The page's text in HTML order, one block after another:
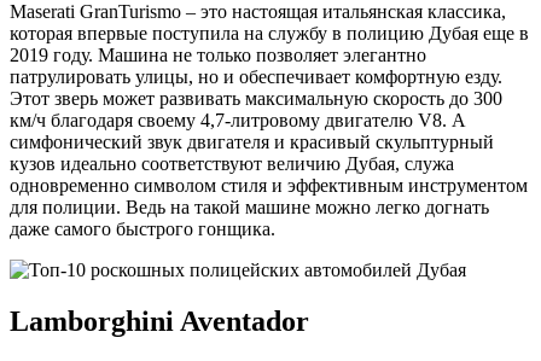
Maserati GranTurismo – это настоящая итальянская классика,
которая впервые поступила на службу в полицию Дубая еще в
2019 году. Машина не только позволяет элегантно
патрулировать улицы, но и обеспечивает комфортную езду.
Этот зверь может развивать максимальную скорость до 300
км/ч благодаря своему 4,7-литровому двигателю V8. А
симфонический звук двигателя и красивый скульптурный
кузов идеально соответствуют величию Дубая, служа
одновременно символом стиля и эффективным инструментом
для полиции. Ведь на такой машине можно легко догнать
даже самого быстрого гонщика.
Lamborghini Aventador